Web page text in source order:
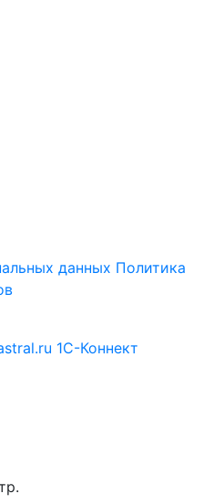
данных Политика
1С-Коннект